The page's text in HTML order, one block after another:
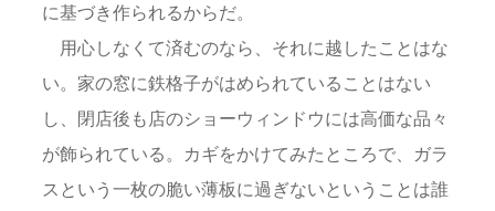
に基づき作られるからだ。
用心しなくて済むのなら、それに越したことはな
い。家の窓に鉄格子がはめられていることはない
し、閉店後も店のショーウィンドウには高価な品々
が飾られている。カギをかけてみたところで、ガラ
スという一枚の脆い薄板に過ぎないということは誰